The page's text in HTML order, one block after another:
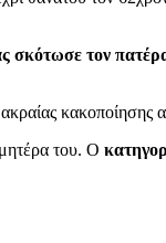
τον πατέρα
κακοποίησης
του. Ο